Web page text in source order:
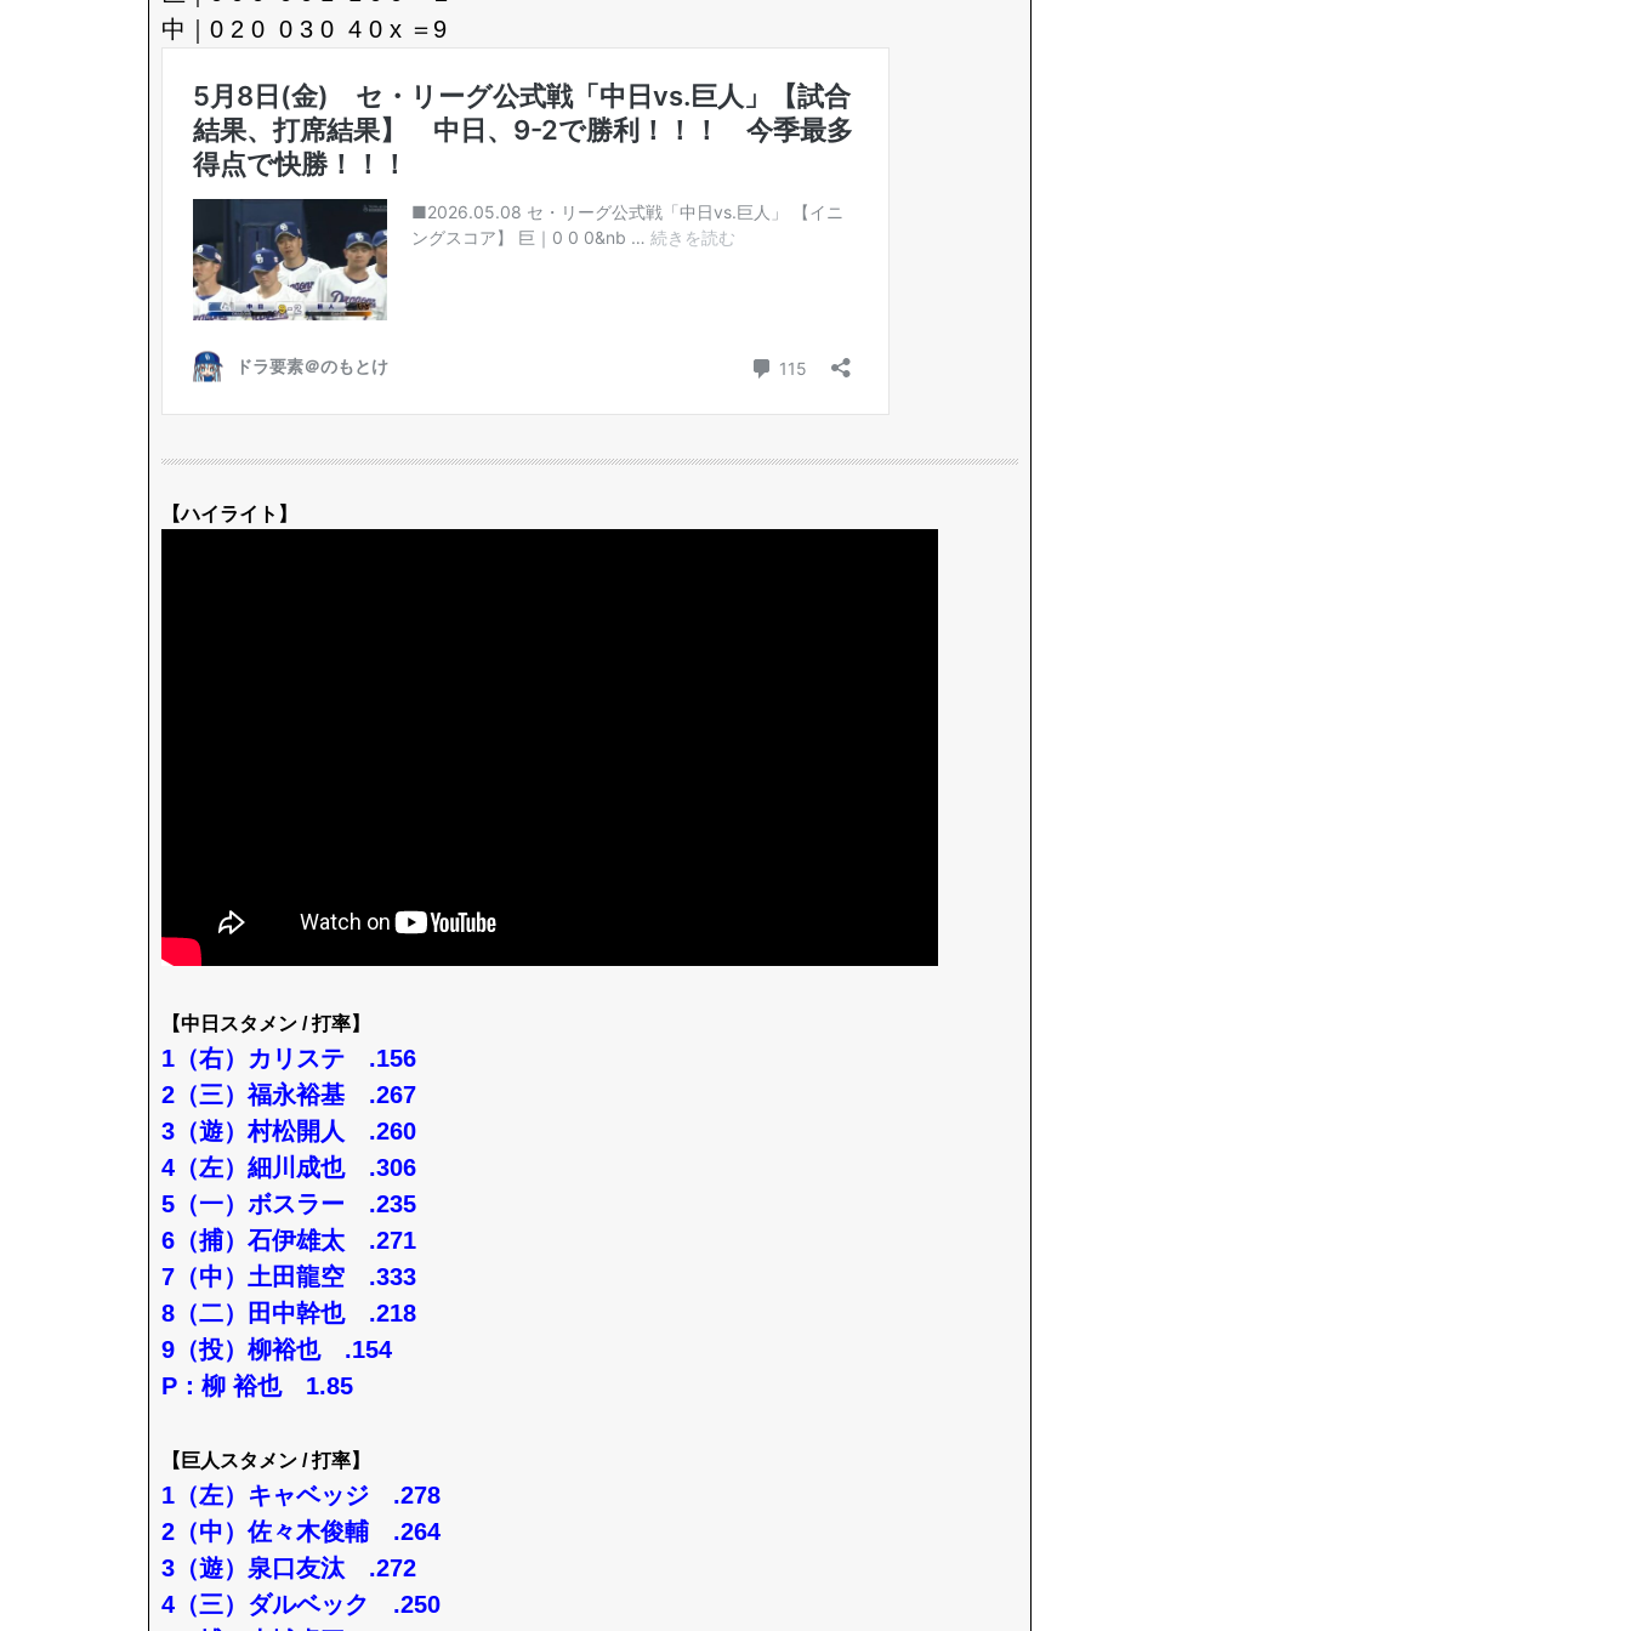
中｜0 2 0 0 3 0 4 0 x ＝9
【ハイライト】
【中日スタメン / 打率】
1（右）カリステ .156
2（三）福永裕基 .267
3（遊）村松開人 .260
4（左）細川成也 .306
5（一）ボスラー .235
6（捕）石伊雄太 .271
7（中）土田龍空 .333
8（二）田中幹也 .218
9（投）柳裕也 .154
P：柳 裕也 1.85
【巨人スタメン / 打率】
1（左）キャベッジ .278
2（中）佐々木俊輔 .264
3（遊）泉口友汰 .272
4（三）ダルベック .250